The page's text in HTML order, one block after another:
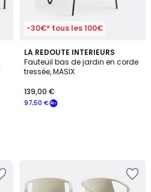
-30€* tous les 100€
LA REDOUTE INTERIEURS
Fauteuil bas de jardin en corde
tressée, MASIX
97,50 €
139,00 €